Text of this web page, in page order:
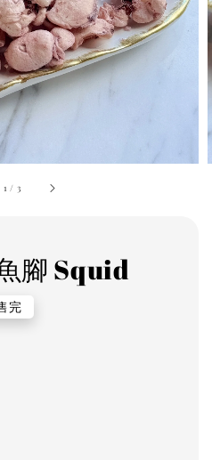
1 / 3
腳 Squid
完